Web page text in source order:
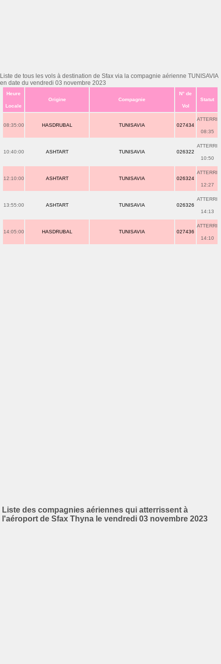
Liste de tous les vols à destination de Sfax via la compagnie aérienne TUNISAVIA
en date du vendredi 03 novembre 2023
Heure
Locale
Origine Compagnie
N° de
Vol
Statut
08:35:00 HASDRUBAL TUNISAVIA 027434
ATTERRI
08:35
10:40:00 ASHTART TUNISAVIA 026322
ATTERRI
10:50
12:10:00 ASHTART TUNISAVIA 026324
ATTERRI
12:27
13:55:00 ASHTART TUNISAVIA 026326
ATTERRI
14:13
14:05:00 HASDRUBAL TUNISAVIA 027436
ATTERRI
14:10
Liste des compagnies aériennes qui atterrissent à
l'aéroport de Sfax Thyna le vendredi 03 novembre 2023